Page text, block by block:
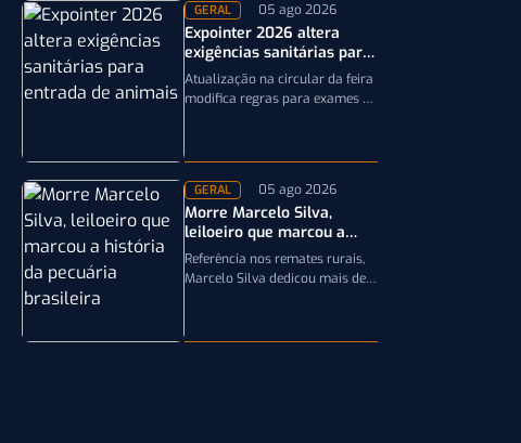
GERAL 05 ago 2026
Expointer 2026 altera
exigências sanitárias para
entrada de animais;
entenda
Atualização na circular da feira
modifica regras para exames e
Expointer 2026
GERAL 05 ago 2026
Morre Marcelo Silva,
leiloeiro que marcou a
história da pecuária
brasileira
Referência nos remates rurais,
Marcelo Silva dedicou mais de
Crioulos,…